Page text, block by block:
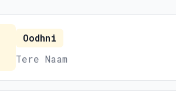
Oodhni
Tere Naam